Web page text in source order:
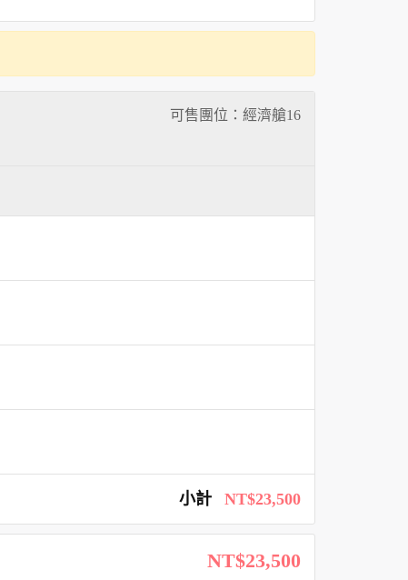
可售團位：經濟艙16
小計 NT$23,500
NT$23,500